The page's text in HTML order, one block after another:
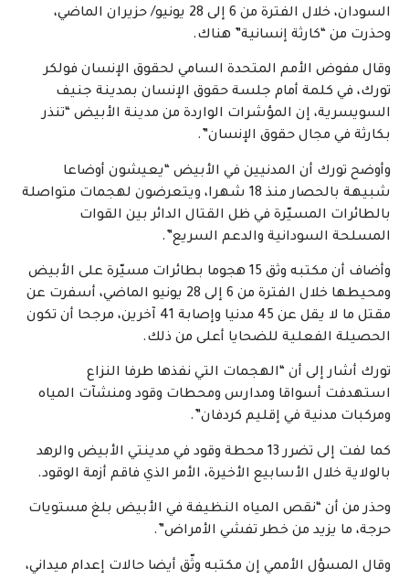
السودان، خلال الفترة من 6 إلى 28 يونيو/ حزيران الماضي،
وحذرت من “كارثة إنسانية” هناك.
وقال مفوض الأمم المتحدة السامي لحقوق الإنسان فولكر
تورك، في كلمة أمام جلسة حقوق الإنسان بمدينة جنيف
السويسرية، إن المؤشرات الواردة من مدينة الأبيض “تنذر
بكارثة في مجال حقوق الإنسان”.
وأوضح تورك أن المدنيين في الأبيض “يعيشون أوضاعا
شبيهة بالحصار منذ 18 شهرا، ويتعرضون لهجمات متواصلة
بالطائرات المسيّرة في ظل القتال الدائر بين القوات
المسلحة السودانية والدعم السريع”.
وأضاف أن مكتبه وثق 15 هجوما بطائرات مسيّرة على الأبيض
ومحيطها خلال الفترة من 6 إلى 28 يونيو الماضي، أسفرت عن
مقتل ما لا يقل عن 45 مدنيا وإصابة 41 آخرين، مرجحا أن تكون
الحصيلة الفعلية للضحايا أعلى من ذلك.
تورك أشار إلى أن “الهجمات التي نفذها طرفا النزاع
استهدفت أسواقا ومدارس ومحطات وقود ومنشآت المياه
ومركبات مدنية في إقليم كردفان”.
كما لفت إلى تضرر 13 محطة وقود في مدينتي الأبيض والرهد
بالولاية خلال الأسابيع الأخيرة، الأمر الذي فاقم أزمة الوقود.
وحذر من أن “نقص المياه النظيفة في الأبيض بلغ مستويات
حرجة، ما يزيد من خطر تفشي الأمراض”.
وقال المسؤل الأممي إن مكتبه وثّق أيضا حالات إعدام ميداني،